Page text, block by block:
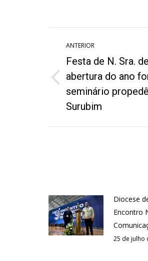
post:
ANTERIOR
Post
anterior:
Festa de N. Sra.
abertura do ano
seminário
Surubim
Diocese
Encontro
25 de julho